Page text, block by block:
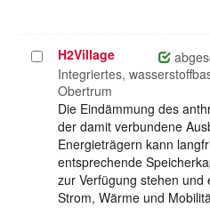
Projekt
auswählen
H2Village
Integriertes,
Obertrum
Die Eindämmung des
der damit verbundene
Energieträgern kann
entsprechende
zur Verfügung stehen und
Strom, Wärme und